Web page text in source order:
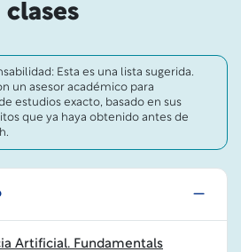
clases
Esta es una lista sugerida.
un asesor académico para
estudios exacto, basado en sus
que ya haya obtenido antes de
Artificial. Fundamentals